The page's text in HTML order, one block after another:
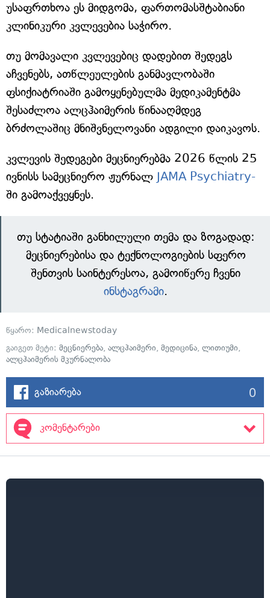
უსაფრთხოა ეს მიდგომა, ფართომასშტაბიანი
კლინიკური კვლევებია საჭირო.
თუ მომავალი კვლევებიც დადებით შედეგს
აჩვენებს, ათწლეულების განმავლობაში
ფსიქიატრიაში გამოყენებულმა მედიკამენტმა
შესაძლოა ალცჰაიმერის წინააღმდეგ
ბრძოლაშიც მნიშვნელოვანი ადგილი დაიკავოს.
კვლევის შედეგები მეცნიერებმა 2026 წლის 25
ივნისს სამეცნიერო ჟურნალ JAMA Psychiatry-
ში გამოაქვეყნეს.
თუ სტატიაში განხილული თემა და ზოგადად:
მეცნიერებისა და ტექნოლოგიების სფერო
შენთვის საინტერესოა, გამოიწერე ჩვენი
ინსტაგრამი.
წყარო: Medicalnewstoday
გაიგეთ მეტი: მეცნიერება, ალცჰაიმერი, მედიცინა, ლითიუმი,
ალცჰაიმერის მკურნალობა
გაზიარება 0
კომენტარები